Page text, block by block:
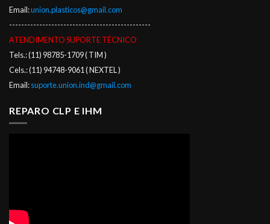
Email:union.plasticos@gmail.com
-----------------------------------------------
ATENDIMENTO SUPORTE TÉCNICO
Tels.: (11) 98785-1709 ( TIM )
Cels.: (11) 94748-9061 ( NEXTEL )
Email:suporte.union.ind@gmail.com
REPARO CLP E IHM